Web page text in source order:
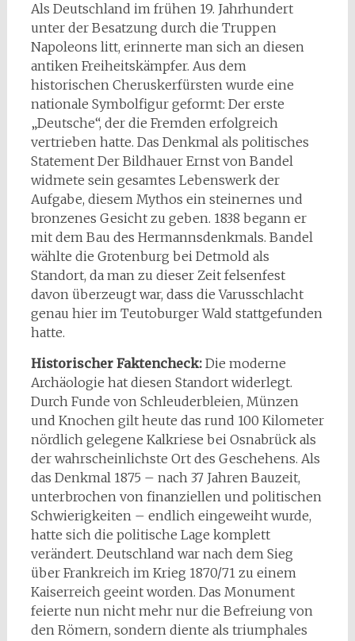
Als Deutschland im frühen 19. Jahrhundert
unter der Besatzung durch die Truppen
Napoleons litt, erinnerte man sich an diesen
antiken Freiheitskämpfer. Aus dem
historischen Cheruskerfürsten wurde eine
nationale Symbolfigur geformt: Der erste
„Deutsche“, der die Fremden erfolgreich
vertrieben hatte. Das Denkmal als politisches
Statement Der Bildhauer Ernst von Bandel
widmete sein gesamtes Lebenswerk der
Aufgabe, diesem Mythos ein steinernes und
bronzenes Gesicht zu geben. 1838 begann er
mit dem Bau des Hermannsdenkmals. Bandel
wählte die Grotenburg bei Detmold als
Standort, da man zu dieser Zeit felsenfest
davon überzeugt war, dass die Varusschlacht
genau hier im Teutoburger Wald stattgefunden
hatte.
Historischer Faktencheck:Die moderne
Archäologie hat diesen Standort widerlegt.
Durch Funde von Schleuderbleien, Münzen
und Knochen gilt heute das rund 100 Kilometer
nördlich gelegene Kalkriese bei Osnabrück als
der wahrscheinlichste Ort des Geschehens. Als
das Denkmal 1875 – nach 37 Jahren Bauzeit,
unterbrochen von finanziellen und politischen
Schwierigkeiten – endlich eingeweiht wurde,
hatte sich die politische Lage komplett
verändert. Deutschland war nach dem Sieg
über Frankreich im Krieg 1870/71 zu einem
Kaiserreich geeint worden. Das Monument
feierte nun nicht mehr nur die Befreiung von
den Römern, sondern diente als triumphales